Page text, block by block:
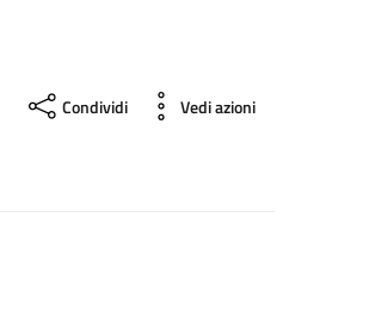
Condividi Vedi azioni